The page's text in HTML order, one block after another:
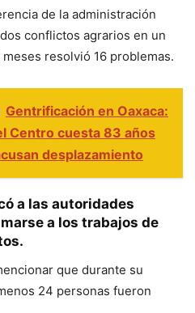
de la administración
conflictos agrarios en un
resolvió 16 problemas.
Gentrificación en Oaxaca:
Centro cuesta 83 años
desplazamiento
a las autoridades
a los trabajos de
que durante su
24 personas fueron